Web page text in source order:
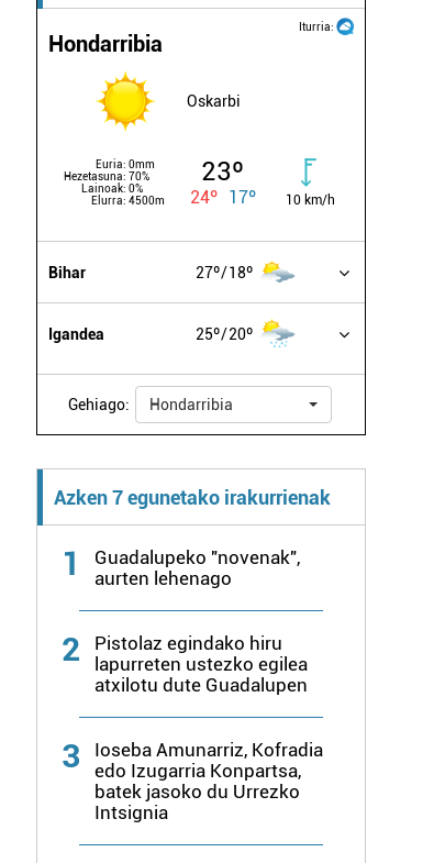
Iturria:
Hondarribia
Oskarbi
Euria: 0mm
Hezetasuna: 70%
Lainoak: 0%
Elurra: 4500m
23º
24º 17º 10 km/h
Bihar 27º 18º
Igandea 25º 20º
Gehiago: Hondarribia
Azken 7 egunetako irakurrienak
1
Guadalupeko "novenak",
aurten lehenago
2
Pistolaz egindako hiru
lapurreten ustezko egilea
atxilotu dute Guadalupen
3
Ioseba Amunarriz, Kofradia
edo Izugarria Konpartsa,
batek jasoko du Urrezko
Intsignia